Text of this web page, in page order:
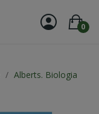
0
Alberts. Biologia